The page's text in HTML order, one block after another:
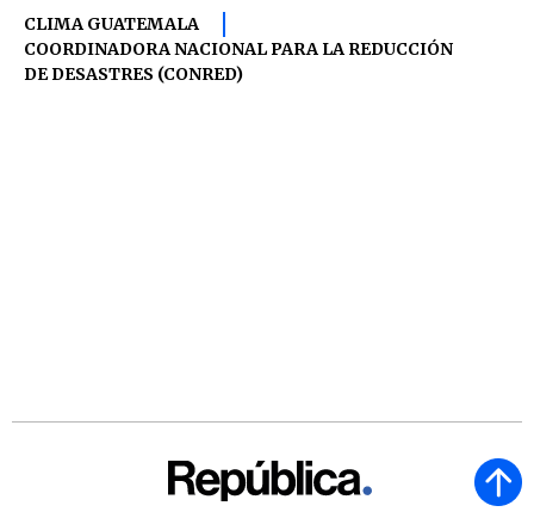
CLIMA GUATEMALA
COORDINADORA NACIONAL PARA LA REDUCCIÓN
DE DESASTRES (CONRED)